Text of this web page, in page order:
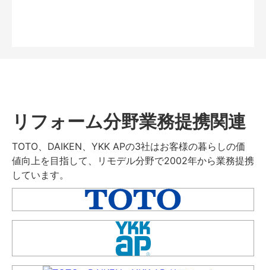
リフォーム分野業務提携関連
TOTO、DAIKEN、YKK APの3社はお客様の暮らしの価
値向上を目指して、リモデル分野で2002年から業務提携
しています。